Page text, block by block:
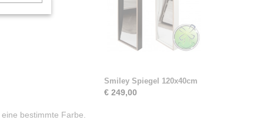
bestimmte Farbe.
Smiley Spiegel 120x40cm
€ 249,00